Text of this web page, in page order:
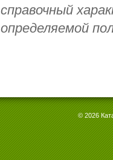
справочный
определяемой
© 2026